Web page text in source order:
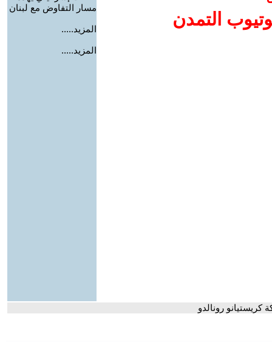
التمدن
مسار التفاوض مع لبنان
المزيد.....
المزيد.....
كريستيانو رونالدو